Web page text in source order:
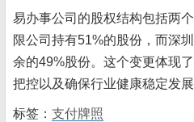
易办事公司的股权结构包括两
限公司持有51%的股份，而深
余的49%股份。这个变更体现
把控以及确保行业健康稳定发展
标签： 支付牌照